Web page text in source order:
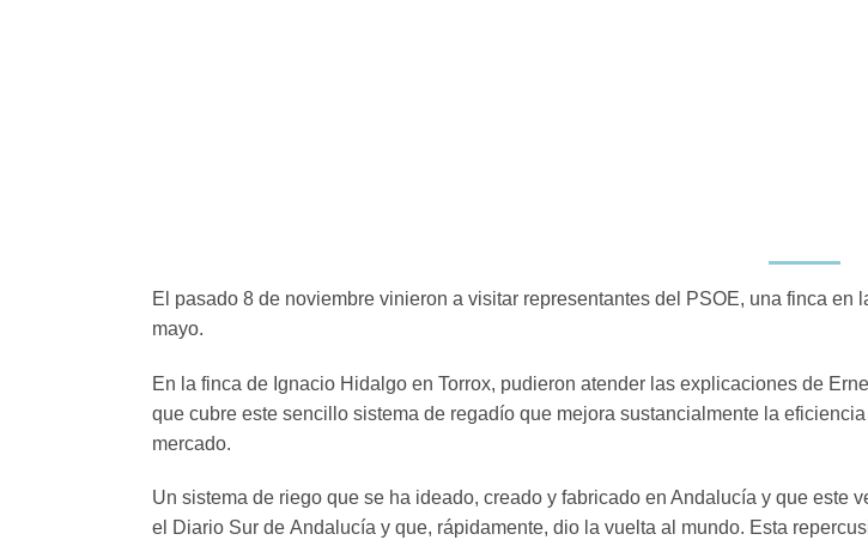
El pasado 8 de noviembre vinieron a visitar representantes del PSOE, una finca en
mayo.
En la finca de Ignacio Hidalgo en Torrox, pudieron atender las explicaciones de
que cubre este sencillo sistema de regadío que mejora sustancialmente la
mercado.
Un sistema de riego que se ha ideado, creado y fabricado en Andalucía y que este
el Diario Sur de Andalucía y que, rápidamente, dio la vuelta al mundo. Esta